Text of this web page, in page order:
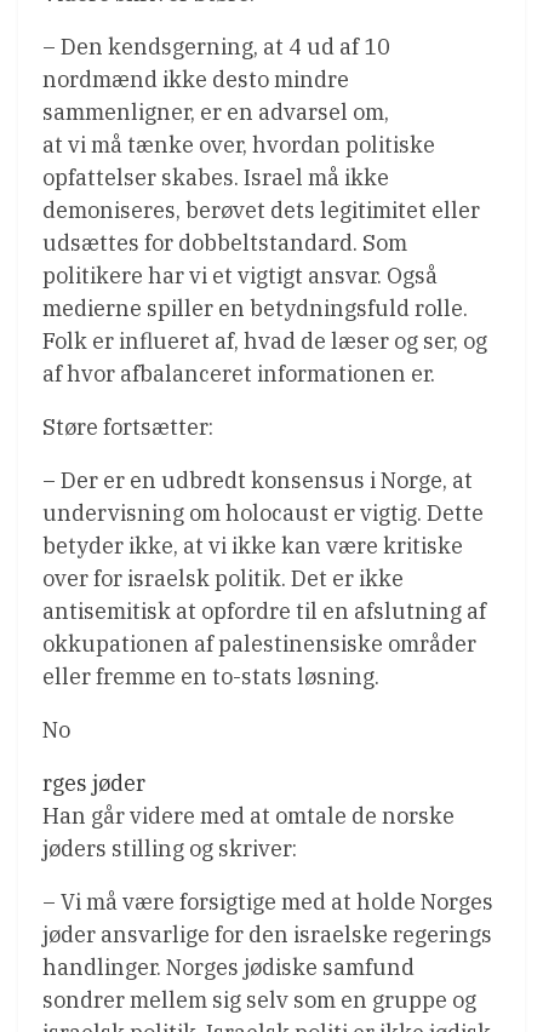
– Den kendsgerning, at 4 ud af 10
nordmænd ikke desto mindre
sammenligner, er en advarsel om,
at vi må tænke over, hvordan politiske
opfattelser skabes. Israel må ikke
demoniseres, berøvet dets legitimitet eller
udsættes for dobbeltstandard. Som
politikere har vi et vigtigt ansvar. Også
medierne spiller en betydningsfuld rolle.
Folk er influeret af, hvad de læser og ser, og
af hvor afbalanceret informationen er.
Støre fortsætter:
– Der er en udbredt konsensus i Norge, at
undervisning om holocaust er vigtig. Dette
betyder ikke, at vi ikke kan være kritiske
over for israelsk politik. Det er ikke
antisemitisk at opfordre til en afslutning af
okkupationen af palestinensiske områder
eller fremme en to-stats løsning.
No
rges jøder
Han går videre med at omtale de norske
jøders stilling og skriver:
– Vi må være forsigtige med at holde Norges
jøder ansvarlige for den israelske regerings
handlinger. Norges jødiske samfund
sondrer mellem sig selv som en gruppe og